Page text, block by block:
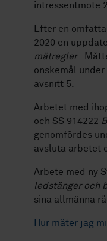
intressentmöte
Efter en
2020 en
mätregler.
önskemål
avsnitt 5.
Arbetet med
och SS 914222
genomfördes
avsluta arbetet
Arbete med ny
ledstänger och
sina allmänna
Hur mäter jag